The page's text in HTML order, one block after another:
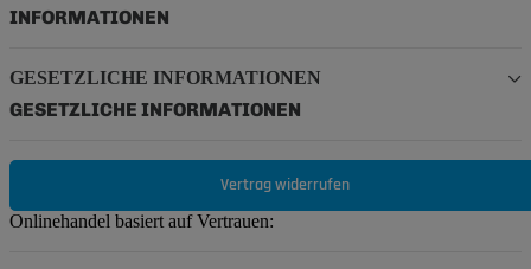
INFORMATIONEN
GESETZLICHE INFORMATIONEN
GESETZLICHE INFORMATIONEN
Vertrag widerrufen
Onlinehandel basiert auf Vertrauen: